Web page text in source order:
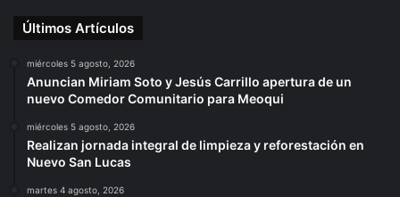
Últimos Artículos
miércoles 5 agosto, 2026
Anuncian Miriam Soto y Jesús Carrillo apertura de un
nuevo Comedor Comunitario para Meoqui
miércoles 5 agosto, 2026
Realizan jornada integral de limpieza y reforestación en
Nuevo San Lucas
martes 4 agosto, 2026